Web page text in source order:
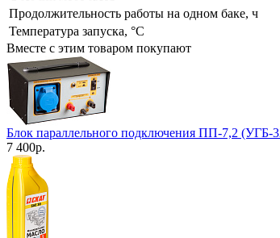
Продолжительность работы на одном баке, ч
Температура запуска, °С
Вместе с этим товаром покупают
Блок параллельного подключения ПП-7,2
7 400р.